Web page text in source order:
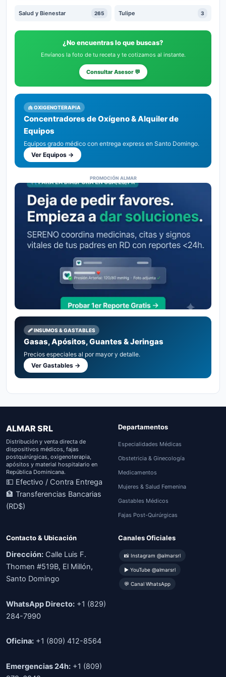
Salud y Bienestar 265 Tulipe 3
¿No encuentras lo que buscas?
Envíanos la foto de tu receta y te cotizamos al instante.
Consultar Asesor 💬
🫁 OXIGENOTERAPIA
Concentradores de Oxígeno & Alquiler de
Equipos
Equipos grado médico con entrega express en Santo Domingo.
Ver Equipos →
PROMOCIÓN ALMAR
🩹 INSUMOS & GASTABLES
Gasas, Apósitos, Guantes & Jeringas
Precios especiales al por mayor y detalle.
Ver Gastables →
ALMAR SRL
Distribución y venta directa de
dispositivos médicos, fajas
postquirúrgicas, oxigenoterapia,
apósitos y material hospitalario en
República Dominicana.
💵 Efectivo / Contra Entrega
🏦 Transferencias Bancarias
(RD$)
Departamentos
Especialidades Médicas
Obstetricia & Ginecología
Medicamentos
Mujeres & Salud Femenina
Gastables Médicos
Fajas Post-Quirúrgicas
Contacto & Ubicación
Dirección: Calle Luis F.
Thomen #519B, El Millón,
Santo Domingo
WhatsApp Directo: +1 (829)
284-7990
Oficina: +1 (809) 412-8564
Emergencias 24h: +1 (809)
Canales Oficiales
📸 Instagram @almarsrl
▶ YouTube @almarsrl
💬 Canal WhatsApp